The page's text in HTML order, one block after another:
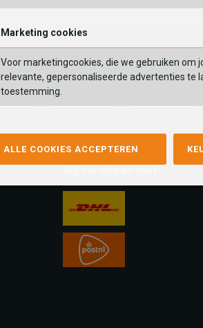
Marketing cookies
Voor marketingcookies, die we gebruiken om
relevante, gepersonaliseerde advertenties te
toestemming.
ALLE COOKIES ACCEPTEREN